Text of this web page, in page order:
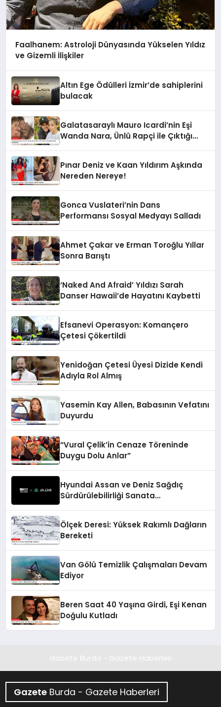
Faalhanem: Astroloji Dünyasında Yükselen Yıldız
ve Gizemli İlişkiler
Altın Ege Ödülleri İzmir’de sahiplerini
bulacak
Galatasaraylı Mauro Icardi’nin Eşi
Wanda Nara, Ünlü Rapçi ile Çıktığı
Pınar Deniz ve Kaan Yıldırım Aşkında
Nereden Nereye!
Gonca Vuslateri’nin Dans
Performansı Sosyal Medyayı Salladı
Ahmet Çakar ve Erman Toroğlu Yıllar
Sonra Barıştı
‘Naked And Afraid’ Yıldızı Sarah
Danser Hawaii’de Hayatını Kaybetti
Efsanevi Operasyon: Komançero
Çetesi Çökertildi
Yenidoğan Çetesi Üyesi Dizide Kendi
Adıyla Rol Almış
Yasemin Kay Allen, Babasının Vefatını
Duyurdu
“Vural Çelik’in Cenaze Töreninde
Duygu Dolu Anlar”
Hyundai Assan ve Deniz Sağdıç
Sürdürülebilirliği Sanata
Ölçek Deresi: Yüksek Rakımlı Dağların
Bereketi
Van Gölü Temizlik Çalışmaları Devam
Ediyor
Beren Saat 40 Yaşına Girdi, Eşi Kenan
Doğulu Kutladı
Gazete Burda - Gazete Haberleri
Gazete Burda - Gazete Haberleri